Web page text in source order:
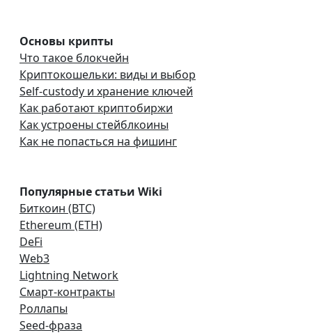
Основы крипты
Что такое блокчейн
Криптокошельки: виды и выбор
Self-custody и хранение ключей
Как работают криптобиржи
Как устроены стейблкоины
Как не попасться на фишинг
Популярные статьи Wiki
Биткоин (BTC)
Ethereum (ETH)
DeFi
Web3
Lightning Network
Смарт-контракты
Роллапы
Seed-фраза